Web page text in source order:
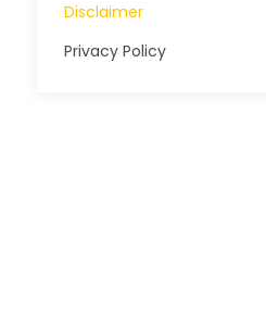
Disclaimer
Privacy Policy